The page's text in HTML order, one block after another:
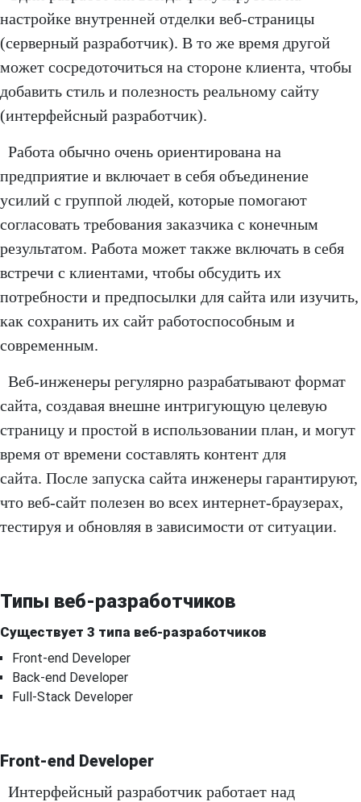
настройке внутренней отделки веб-страницы
(серверный разработчик). В то же время другой
может сосредоточиться на стороне клиента, чтобы
добавить стиль и полезность реальному сайту
(интерфейсный разработчик).
Работа обычно очень ориентирована на
предприятие и включает в себя объединение
усилий с группой людей, которые помогают
согласовать требования заказчика с конечным
результатом. Работа может также включать в себя
встречи с клиентами, чтобы обсудить их
потребности и предпосылки для сайта или изучить,
как сохранить их сайт работоспособным и
современным.
Веб-инженеры регулярно разрабатывают формат
сайта, создавая внешне интригующую целевую
страницу и простой в использовании план, и могут
время от времени составлять контент для
сайта. После запуска сайта инженеры гарантируют,
что веб-сайт полезен во всех интернет-браузерах,
тестируя и обновляя в зависимости от ситуации.
Типы веб-разработчиков
Существует 3 типа веб-разработчиков
Front-end Developer
Back-end Developer
Full-Stack Developer
Front-end Developer
Интерфейсный разработчик работает над